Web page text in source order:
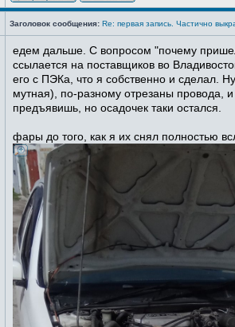
Заголовок сообщения: Re: первая запись. Частично
едем дальше. С вопросом "почему
ссылается на поставщиков во
его с ПЭКа, что я собственно и сделал.
мутная), по-разному отрезаны провода,
предъявишь, но осадочек таки остался.
фары до того, как я их снял полностью